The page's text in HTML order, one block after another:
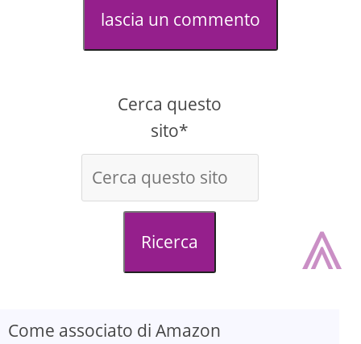
lascia un commento
Cerca questo
sito*
Ricerca
Come associato di Amazon
⩓